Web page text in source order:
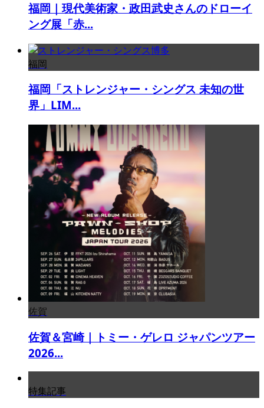
福岡｜現代美術家・政田武史さんのドローイ
ング展「赤...
福岡
福岡「ストレンジャー・シングス 未知の世
界」LIM...
佐賀
佐賀＆宮崎｜トミー・ゲレロ ジャパンツアー
2026...
特集記事